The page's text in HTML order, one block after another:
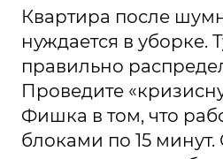
Квартира после
нуждается в уборке.
правильно
Проведите
Фишка в том, что
блоками по 15